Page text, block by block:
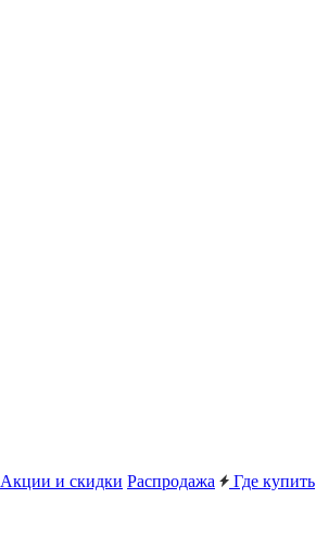
Акции и скидки Распродажа Где купить